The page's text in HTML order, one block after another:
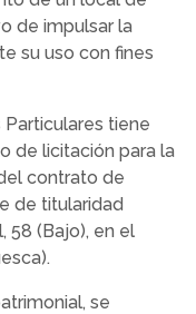
de impulsar la
su uso con fines
tiene
de licitación para la
contrato de
de titularidad
58 (Bajo), en el
se